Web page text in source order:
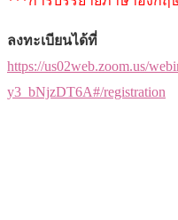
ลงทะเบียนได้ที่
https://us02web.zoom.us/
y3_bNjzDT6A#/registration